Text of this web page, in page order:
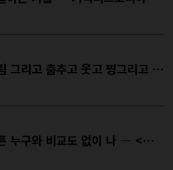
그림 그리고 춤추고 웃고 찡그리고 ― 영화 <니얼굴>에 대하여
다른 누구와 비교도 없이 나 ― <니얼굴>의 주인공 정은혜